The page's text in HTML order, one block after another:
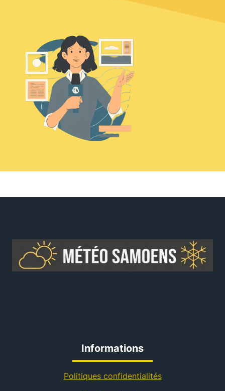
Informations
Politiques confidentialités